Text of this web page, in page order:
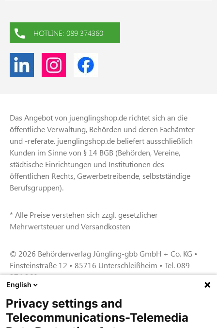
HOTLINE: 089 374360
Das Angebot von juenglingshop.de richtet sich an die
öffentliche Verwaltung, Behörden und deren Fachämter
und -referate. juenglingshop.de beliefert ausschließlich
Kunden im Sinne von § 14 BGB (Behörden, Vereine,
städtische Einrichtungen und Institutionen des
öffentlichen Rechts, Gewerbetreibende, selbstständige
Berufsgruppen).
* Alle Preise verstehen sich zzgl. gesetzlicher
Mehrwertsteuer und Versandkosten
© 2026 Behördenverlag Jüngling-gbb GmbH + Co. KG •
Einsteinstraße 12 • 85716 Unterschleißheim • Tel. 089
374 360
Zertifiziert für das Sicherheitsmanagem
entsystem unter TU4® durch TÜViT Essen
English
Privacy settings and
Telecommunications-Telemedia